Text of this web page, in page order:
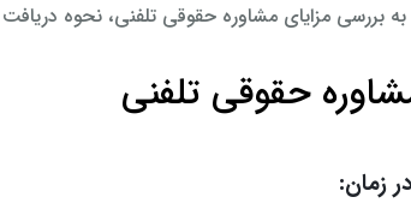
به بررسی مزایای مشاوره حقوقی تلفنی، نحوه
حقوقی تلفنی
زمان: